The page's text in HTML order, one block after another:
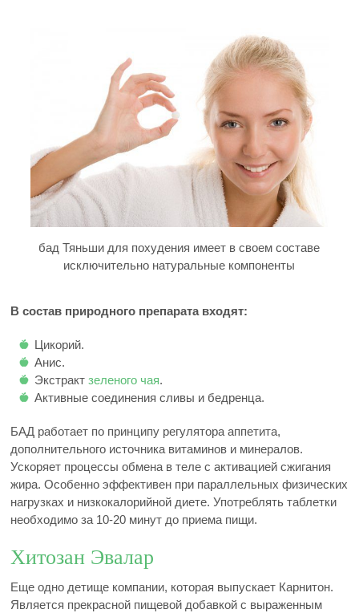
бад Тяньши для похудения имеет в своем составе
исключительно натуральные компоненты
В состав природного препарата входят:
Цикорий.
Анис.
Экстрактзеленого чая.
Активные соединения сливы и бедренца.
БАД работает по принципу регулятора аппетита,
дополнительного источника витаминов и минералов.
Ускоряет процессы обмена в теле с активацией сжигания
жира. Особенно эффективен при параллельных физических
нагрузках и низкокалорийной диете. Употреблять таблетки
необходимо за 10-20 минут до приема пищи.
Хитозан Эвалар
Еще одно детище компании, которая выпускает Карнитон.
Является прекрасной пищевой добавкой с выраженным